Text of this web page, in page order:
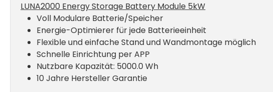
LUNA2000 Energy Storage Battery Module 5kW
Voll Modulare Batterie/Speicher
Energie-Optimierer für jede Batterieeinheit
Flexible und einfache Stand und Wandmontage möglich
Schnelle Einrichtung per APP
Nutzbare Kapazität: 5000.0 Wh
10 Jahre Hersteller Garantie